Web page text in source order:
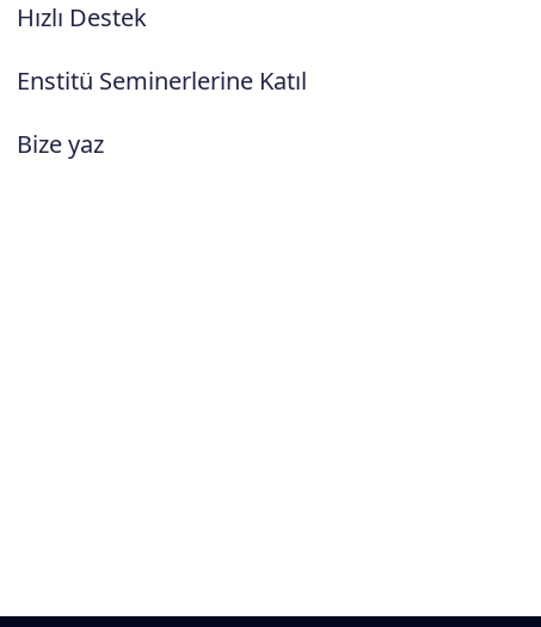
Hızlı Destek
Enstitü Seminerlerine Katıl
Bize yaz